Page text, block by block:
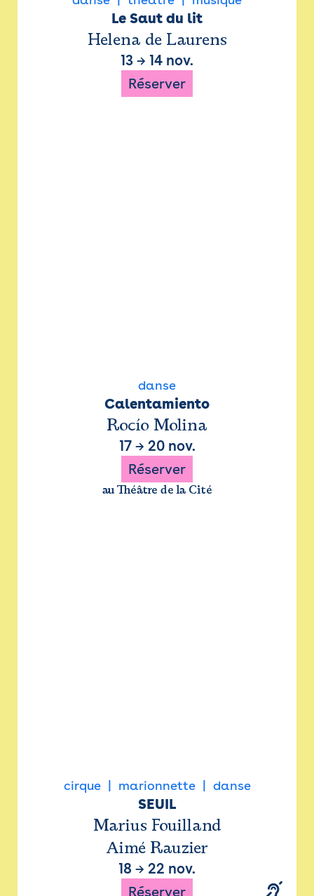
Le Saut du lit
Helena de Laurens
13 → 14 nov.
Réserver
danse
Calentamiento
Rocío Molina
17→ 20 nov.
Réserver
au Théâtre de la Cité
cirque marionnette danse
SEUIL
Marius Fouilland
Aimé Rauzier
18 → 22 nov.
Réserver